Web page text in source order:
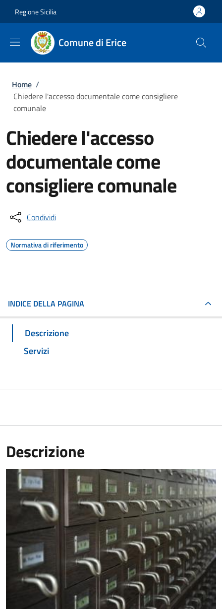
Regione Sicilia
Comune di Erice
Briciole di pane
Home /
Chiedere l'accesso documentale come consigliere
comunale
Chiedere l'accesso
documentale come
consigliere comunale
Condividi
Normativa di riferimento
INDICE DELLA PAGINA
Descrizione
Servizi
Descrizione